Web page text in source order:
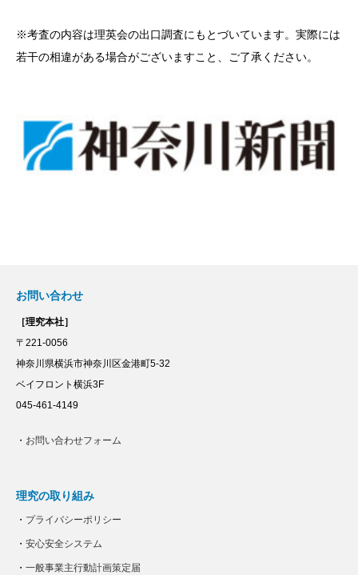
※考査の内容は理英会の出口調査にもとづいています。実際には
若干の相違がある場合がございますこと、ご了承ください。
お問い合わせ
［理究本社］
〒221-0056
神奈川県横浜市神奈川区金港町5-32
ベイフロント横浜3F
045-461-4149
・ お問い合わせフォーム
理究の取り組み
・ プライバシーポリシー
・ 安心安全システム
・ 一般事業主行動計画策定届